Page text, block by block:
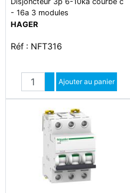
- 16a 3 modules
HAGER
Réf : NFT316
Quantité
Augmenter quantité
Diminuer quantité
Ajouter au panier